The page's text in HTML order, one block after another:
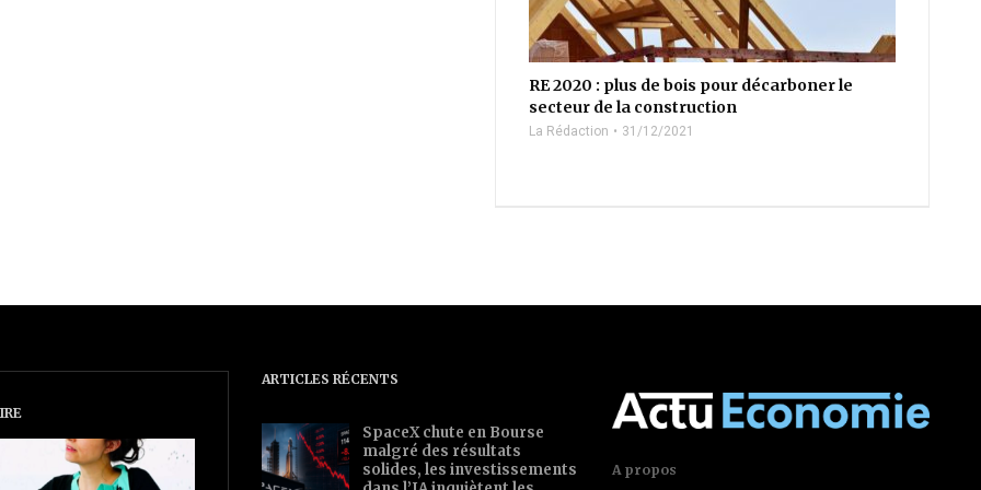
RE 2020 : plus de bois pour décarboner le
secteur de la construction
La Rédaction 31/12/2021
ARTICLES RÉCENTS
SpaceX chute en Bourse
malgré des résultats
solides, les investissements
A propos